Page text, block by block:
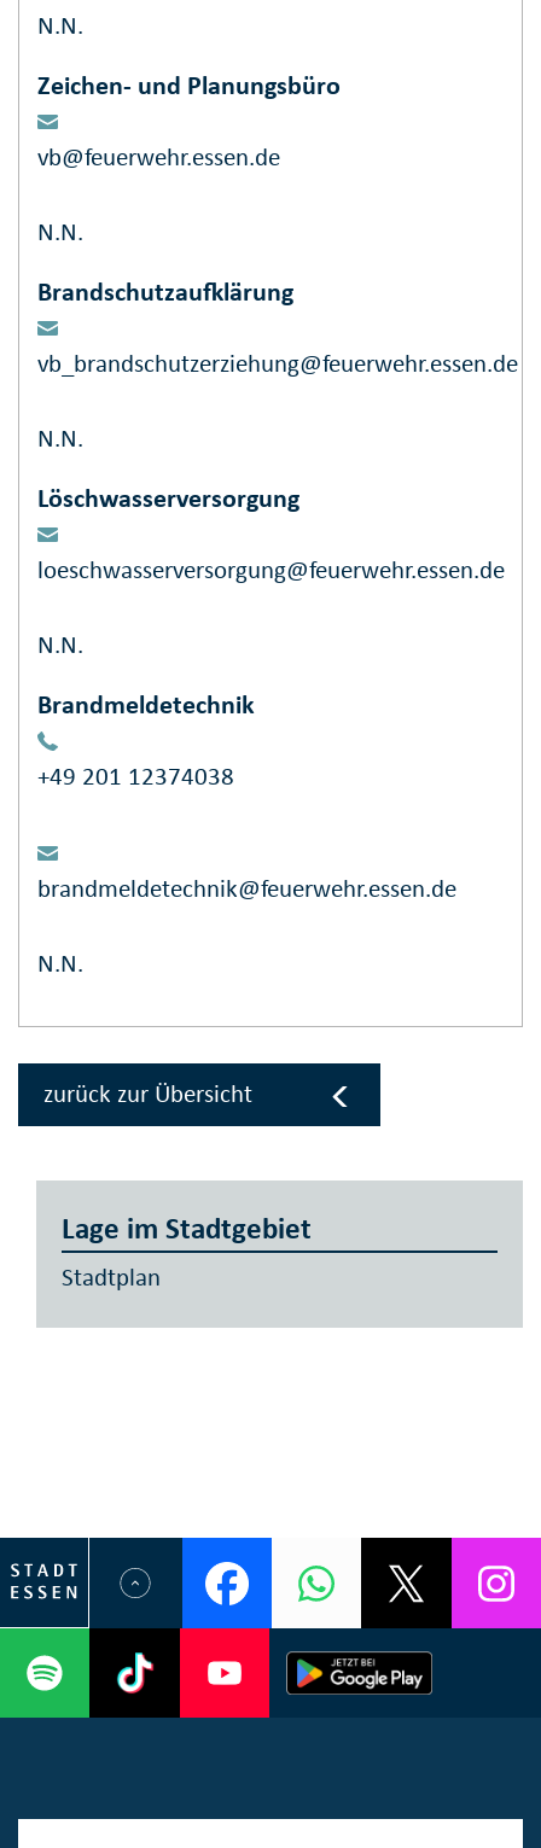
N.N.
Zeichen- und Planungsbüro
vb@feuerwehr.essen.de
N.N.
Brandschutzaufklärung
vb_brandschutzerziehung@feuerwehr.essen.de
N.N.
Löschwasserversorgung
loeschwasserversorgung@feuerwehr.essen.de
N.N.
Brandmeldetechnik
+49 201 12374038
brandmeldetechnik@feuerwehr.essen.de
N.N.
zurück zur Übersicht
Lage im Stadtgebiet
Stadtplan